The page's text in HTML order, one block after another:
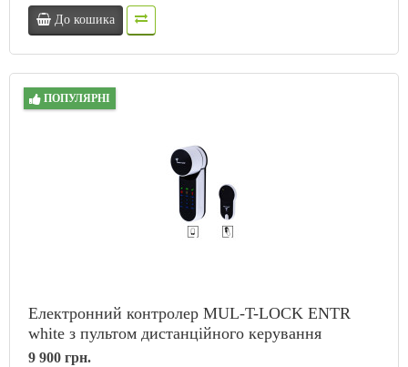
До кошика
ПОПУЛЯРНІ
Електронний контролер MUL-T-LOCK ENTR
whitе з пультом дистанційного керування
9 900 грн.